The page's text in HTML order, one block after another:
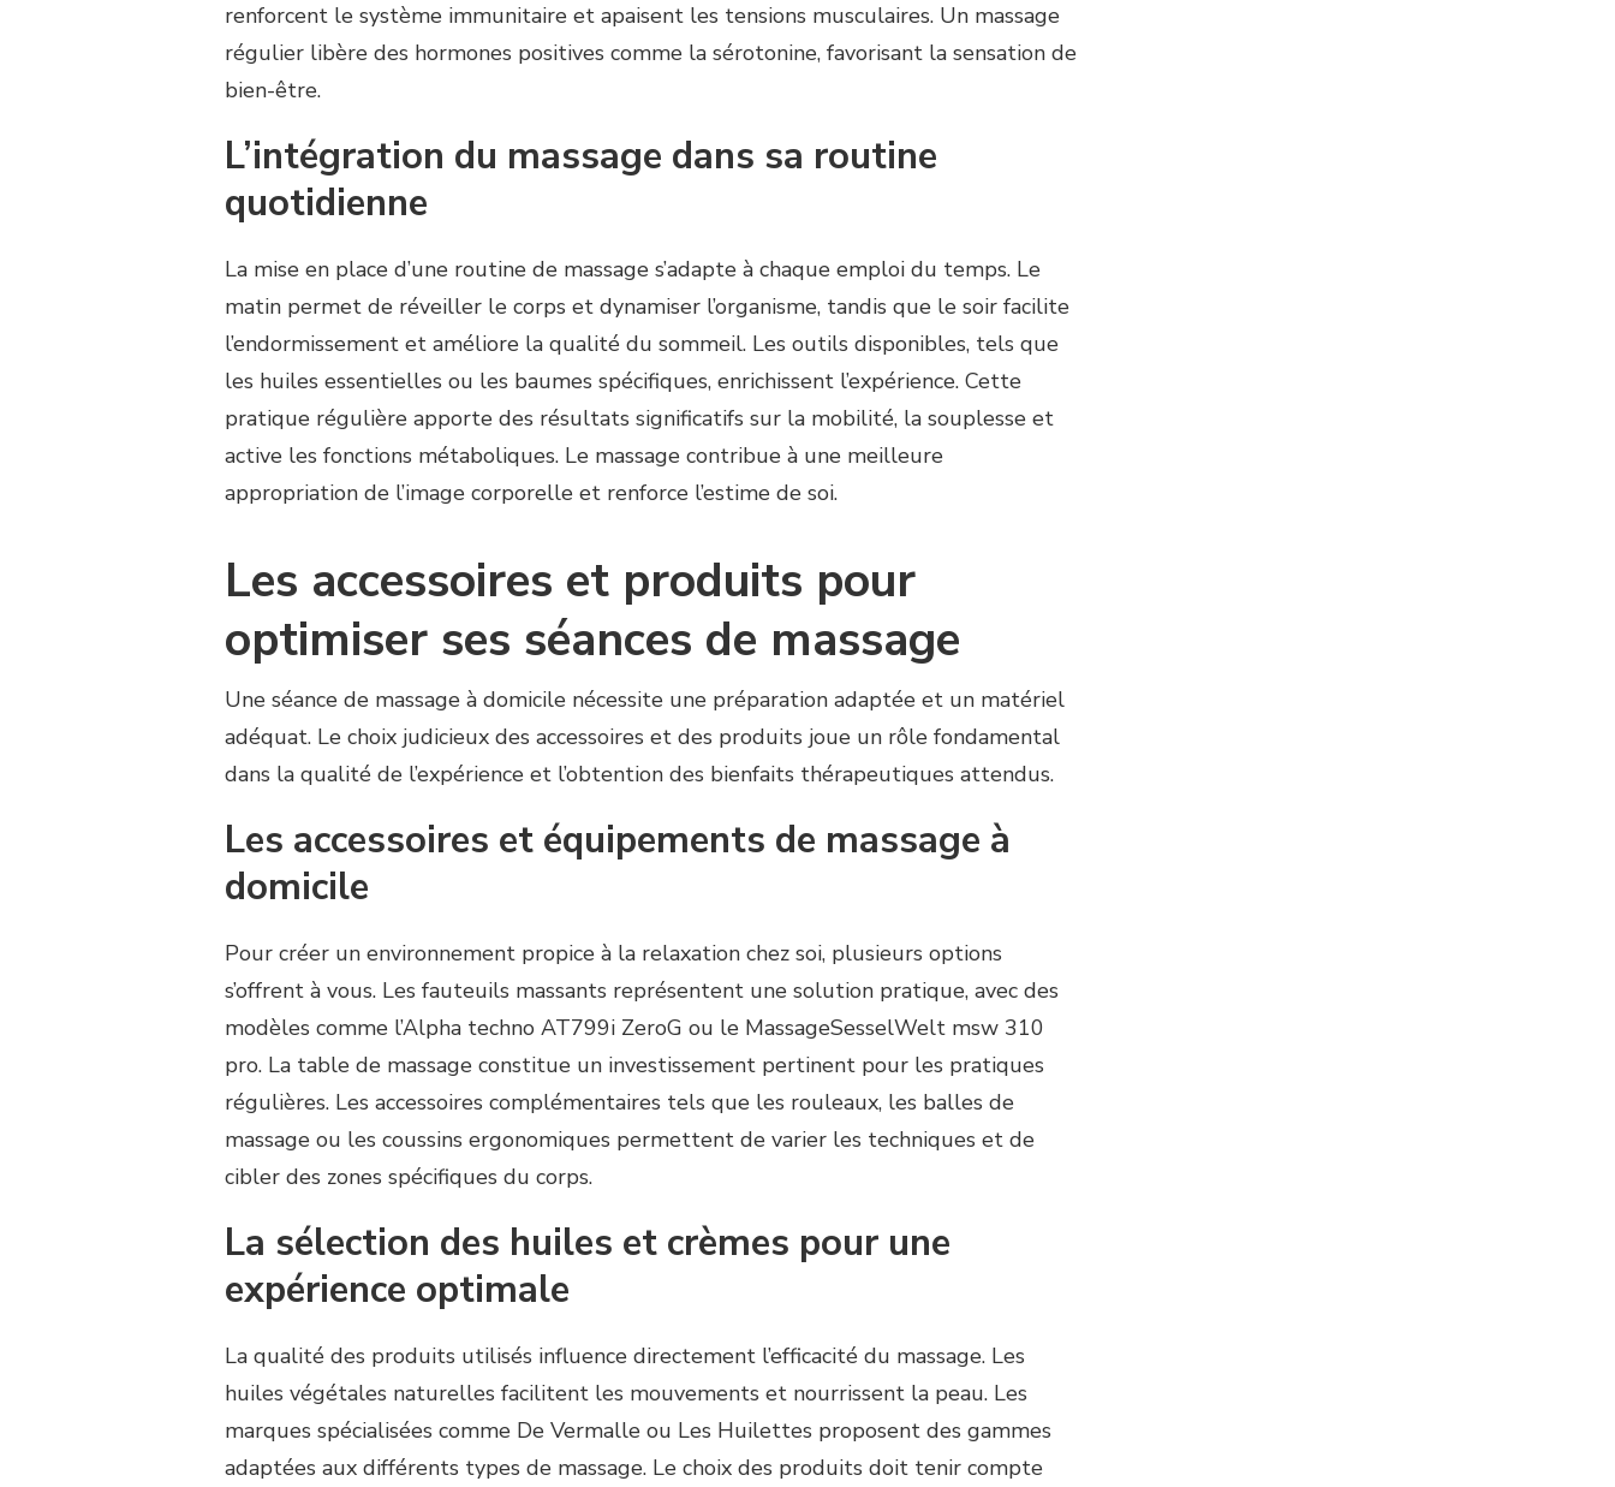
renforcent le système immunitaire et apaisent les tensions musculaires. Un massage
régulier libère des hormones positives comme la sérotonine, favorisant la sensation de
bien-être.
L’intégration du massage dans sa routine
quotidienne
La mise en place d’une routine de massage s’adapte à chaque emploi du temps. Le
matin permet de réveiller le corps et dynamiser l’organisme, tandis que le soir facilite
l’endormissement et améliore la qualité du sommeil. Les outils disponibles, tels que
les huiles essentielles ou les baumes spécifiques, enrichissent l’expérience. Cette
pratique régulière apporte des résultats significatifs sur la mobilité, la souplesse et
active les fonctions métaboliques. Le massage contribue à une meilleure
appropriation de l’image corporelle et renforce l’estime de soi.
Les accessoires et produits pour
optimiser ses séances de massage
Une séance de massage à domicile nécessite une préparation adaptée et un matériel
adéquat. Le choix judicieux des accessoires et des produits joue un rôle fondamental
dans la qualité de l’expérience et l’obtention des bienfaits thérapeutiques attendus.
Les accessoires et équipements de massage à
domicile
Pour créer un environnement propice à la relaxation chez soi, plusieurs options
s’offrent à vous. Les fauteuils massants représentent une solution pratique, avec des
modèles comme l’Alpha techno AT799i ZeroG ou le MassageSesselWelt msw 310
pro. La table de massage constitue un investissement pertinent pour les pratiques
régulières. Les accessoires complémentaires tels que les rouleaux, les balles de
massage ou les coussins ergonomiques permettent de varier les techniques et de
cibler des zones spécifiques du corps.
La sélection des huiles et crèmes pour une
expérience optimale
La qualité des produits utilisés influence directement l’efficacité du massage. Les
huiles végétales naturelles facilitent les mouvements et nourrissent la peau. Les
marques spécialisées comme De Vermalle ou Les Huilettes proposent des gammes
adaptées aux différents types de massage. Le choix des produits doit tenir compte